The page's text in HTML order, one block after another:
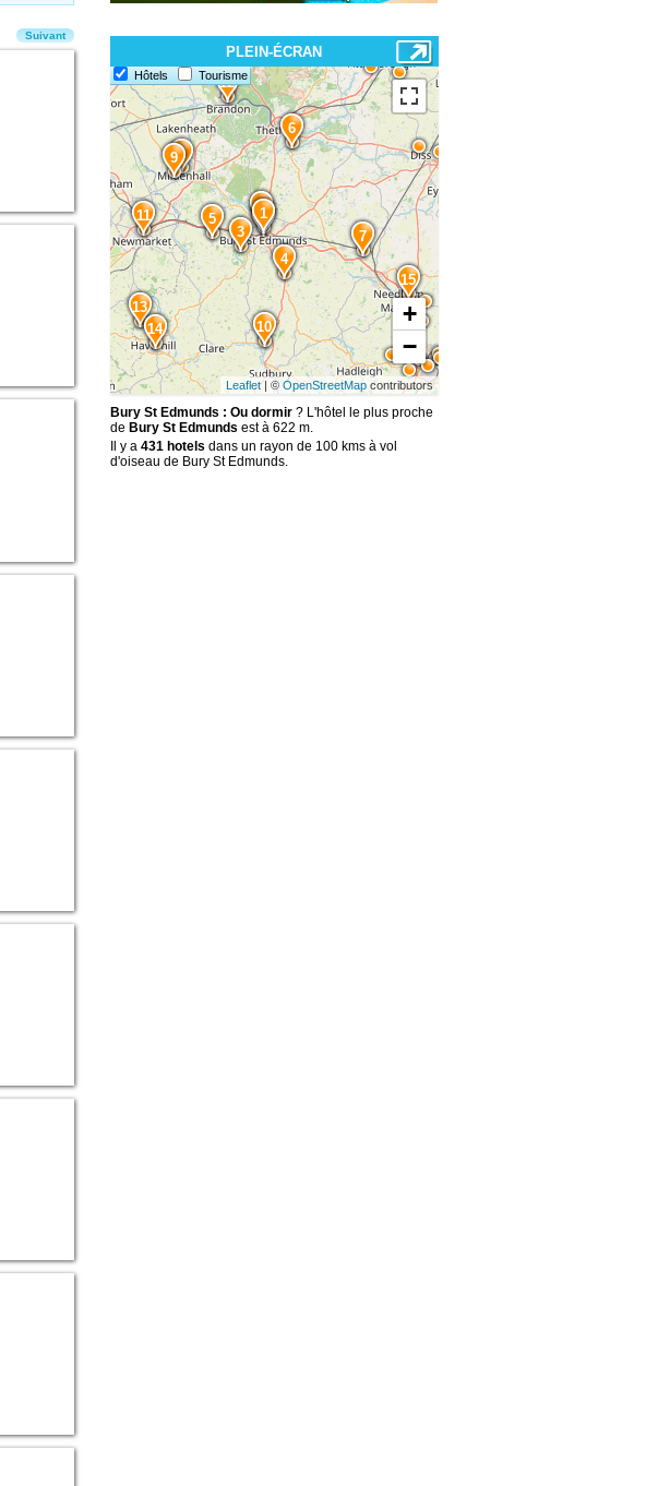
Suivant
PLEIN-ÉCRAN
Hôtels Tourisme
15
14
13
12
11
10
98
7
6
5
4
3
21
+
−
Leaflet| ©OpenStreetMap contributors
Bury St Edmunds : Ou dormir? L'hôtel le plus proche
de Bury St Edmunds est à 622 m.
Il y a 431 hotels dans un rayon de 100 kms à vol
d'oiseau de Bury St Edmunds.